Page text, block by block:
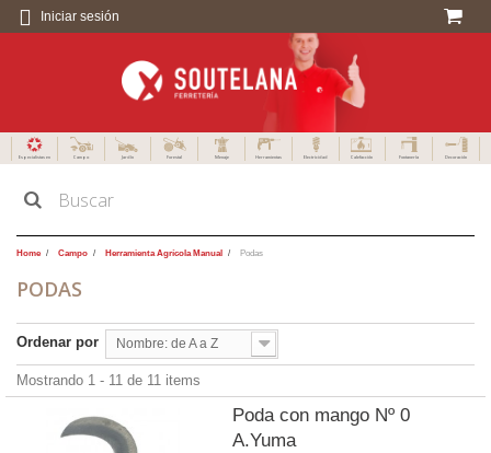
Iniciar sesión
Especialistas en Campo Jardín Forestal Menaje Herramientas Electricidad Calefacción Fontanería Decoración
Home Campo Herramienta Agrícola Manual Podas
PODAS
Ordenar por Nombre: de A a Z
Mostrando 1 - 11 de 11 items
Poda con mango Nº 0
A.Yuma